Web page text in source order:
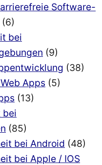
Software-
(6)
bei
(9)
(38)
Apps (5)
(13)
bei
(85)
bei Android (48)
bei Apple / IOS